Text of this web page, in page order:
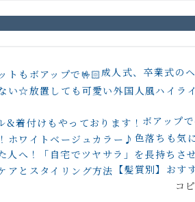
成人式、卒業式の
ボアップ
色落ちも気
人へ！「自宅でツヤサラ」を長持ちさ
【髪質別】おす
コ